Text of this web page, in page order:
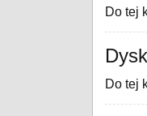
Do tej
Do tej